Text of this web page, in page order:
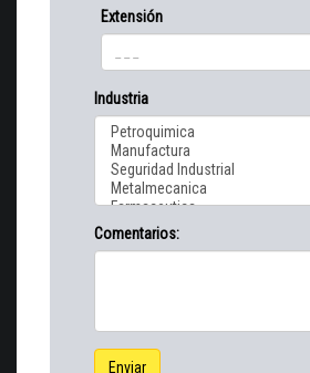
Extensión
Industria
Comentarios:
Enviar